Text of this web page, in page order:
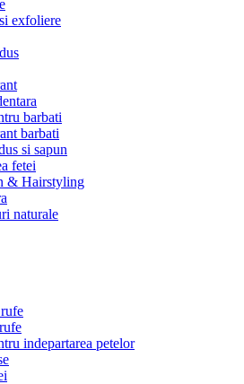
exfoliere
barbati
barbati
si sapun
fetei
& Hairstyling
naturale
indepartarea petelor